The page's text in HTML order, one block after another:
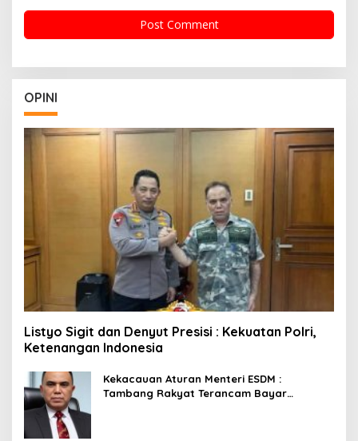
OPINI
Listyo Sigit dan Denyut Presisi : Kekuatan Polri,
Ketenangan Indonesia
Kekacauan Aturan Menteri ESDM :
Tambang Rakyat Terancam Bayar